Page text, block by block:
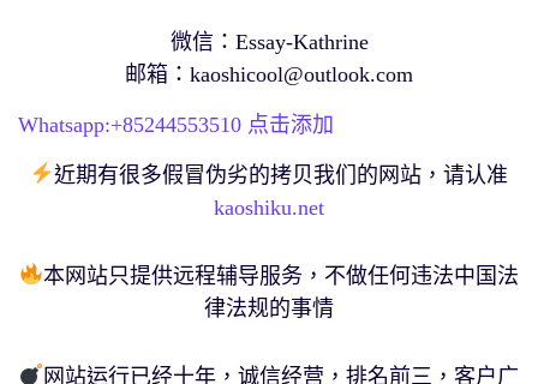
微信：Essay-Kathrine
邮箱： kaoshicool@outlook.com
Whatsapp:+85244553510 点击添加
近期有很多假冒伪劣的拷贝我们的网站，请认准
kaoshiku.net
本网站只提供远程辅导服务，不做任何违法中国法
律法规的事情
网站运行已经十年，诚信经营，排名前三，客户广